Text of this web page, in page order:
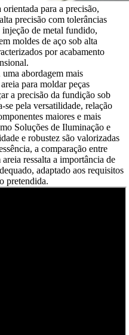
orientada para a precisão,
precisão com tolerâncias
de metal fundido,
moldes de aço sob alta
por acabamento
uma abordagem mais
para moldar peças
a precisão da fundição sob
se pela versatilidade, relação
maiores e mais
Soluções de Iluminação e
e robustez são valorizadas
a comparação entre
ressalta a importância de
adaptado aos requisitos
pretendida.